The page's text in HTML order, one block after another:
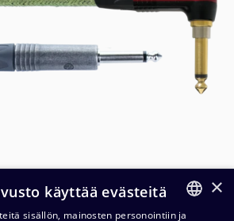
×
käyttää evästeitä
sisällön, mainosten personointiin ja